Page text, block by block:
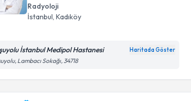
Radyoloji
İstanbul , Kadıköy
İstanbul Medipol Hastanesi Haritada Göster
Lambacı Sokağı, 34718